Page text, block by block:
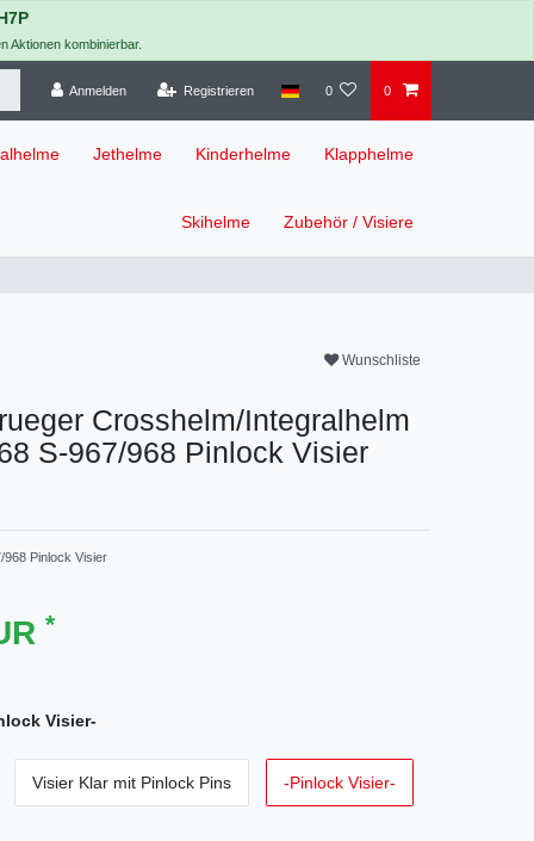
Aktionen kombinierbar.
Anmelden Registrieren 0 0
Jethelme Kinderhelme Klapphelme
Skihelme Zubehör / Visiere
Wunschliste
Crosshelm/Integralhelm
S-967/968 Pinlock Visier
968 Pinlock Visier
*
Visier-
Visier Klar mit Pinlock Pins -Pinlock Visier-